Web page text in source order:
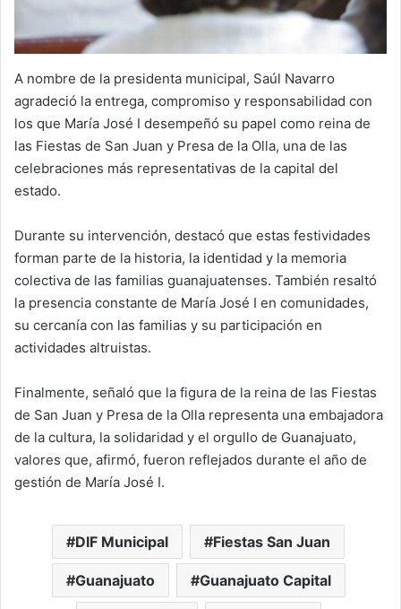
A nombre de la presidenta municipal, Saúl Navarro
agradeció la entrega, compromiso y responsabilidad con
los que María José I desempeñó su papel como reina de
las Fiestas de San Juan y Presa de la Olla, una de las
celebraciones más representativas de la capital del
estado.
Durante su intervención, destacó que estas festividades
forman parte de la historia, la identidad y la memoria
colectiva de las familias guanajuatenses. También resaltó
la presencia constante de María José I en comunidades,
su cercanía con las familias y su participación en
actividades altruistas.
Finalmente, señaló que la figura de la reina de las Fiestas
de San Juan y Presa de la Olla representa una embajadora
de la cultura, la solidaridad y el orgullo de Guanajuato,
valores que, afirmó, fueron reflejados durante el año de
gestión de María José I.
DIF Municipal Fiestas San Juan
Guanajuato Guanajuato Capital